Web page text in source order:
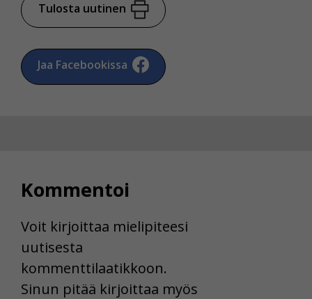
Tulosta uutinen
Jaa Facebookissa
Kommentoi
Voit kirjoittaa mielipiteesi
uutisesta
kommenttilaatikkoon.
Sinun pitää kirjoittaa myös